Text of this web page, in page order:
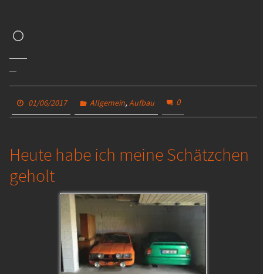
geladen …
01/06/2017 Allgemein,Aufbau 0
Heute habe ich meine Schätzchen
geholt